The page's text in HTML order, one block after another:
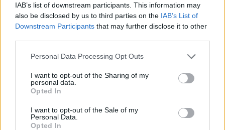
IAB’s list of downstream participants. This information may
also be disclosed by us to third parties on the IAB’s List of
Downstream Participants that may further disclose it to other
Please note that this website/app uses one or more Google
not limited to your visit or usage behaviour. You may click to
grant or deny consent to Google and its third-party tags to
use your data for below specified purposes in below Google
consent section.
Personal Data Processing Opt Outs
I want to opt-out of the Sharing of my
personal data.
Opted In
I want to opt-out of the Sale of my
Personal Data.
Opted In
Continua a leggere